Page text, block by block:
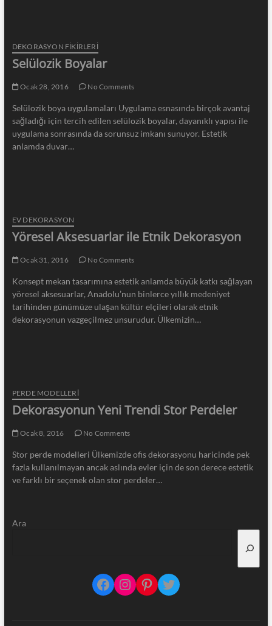
DEKORASYON FİKİRLERİ
Selülozik Boyalar
Ocak 28, 2016 No Comments
Selülozik boya uygulamaları Uygulama esnasında birçok avantaj
sağladığı için tercih edilen selülozik boyalar, dayanıklı yapısı ile
uygulama sonrasında da sorunsuz imkanı sunuyor. Estetik
anlamda duvar…
EV DEKORASYON
Yöresel Aksesuarlar ile Etnik Dekorasyon
Ocak 31, 2016 No Comments
Konsept mekan tasarımına estetik anlamda büyük katkı sağlayan
yöresel aksesuarlar, Anadolu’nun binlerce yıllık medeniyet
tarihinden günümüze ulaşan kültür elçileri olarak etnik
dekorasyonun vazgeçilmez unsurudur. Ülkemizin…
PERDE MODELLERI
Dekorasyonun Yeni Trendi Stor Perdeler
Ocak 8, 2016 No Comments
Stor perde modelleri Ülkemizde ofis dekorasyonu haricinde pek
fazla kullanılmayan ancak aslında evler için de son derece estetik
ve farklı bir seçenek olan stor perdeler…
Ara
Facebook
Instagram
Pinterest
Twitter